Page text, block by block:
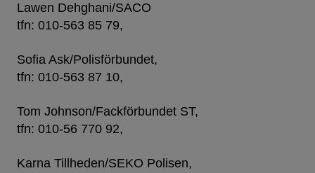
Lawen Dehghani/SACO
tfn: 010-563 85 79,
Sofia Ask/Polisförbundet,
tfn: 010-563 87 10,
Tom Johnson/Fackförbundet ST,
tfn: 010-56 770 92,
Karna Tillheden/SEKO Polisen,